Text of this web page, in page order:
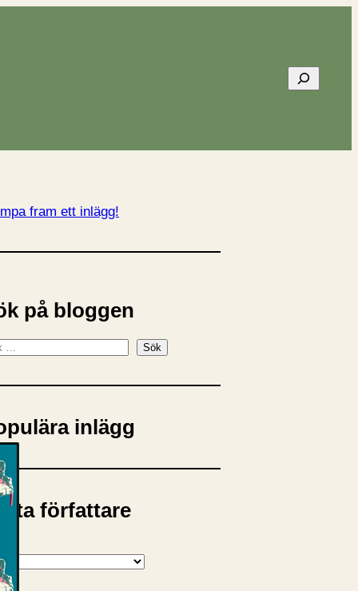
Sök
fram ett inlägg!
på bloggen
Sök
inlägg
författare